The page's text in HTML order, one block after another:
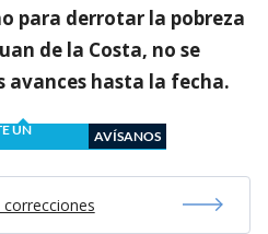
para derrotar la pobreza
de la Costa, no se
avances hasta la fecha.
UN
AVÍSANOS
correcciones